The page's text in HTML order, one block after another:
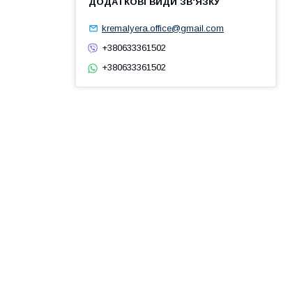
kremalyera.office@gmail.com
+380633361502
+380633361502